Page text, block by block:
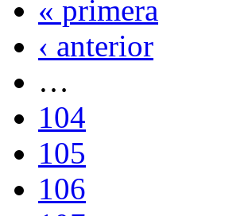
« primera
‹ anterior
…
104
105
106